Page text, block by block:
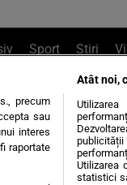
Sport Știri
, sună la
Știri interne
precum
sau
interes
raportate
Atât noi,
Utilizarea
statistici